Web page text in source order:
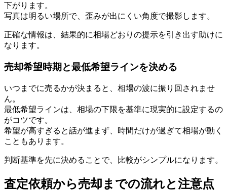
下がります。
写真は明るい場所で、歪みが出にくい角度で撮影します。
正確な情報は、結果的に相場どおりの提示を引き出す助けに
なります。
売却希望時期と最低希望ラインを決める
いつまでに売るかが決まると、相場の波に振り回されませ
ん。
最低希望ラインは、相場の下限を基準に現実的に設定するの
がコツです。
希望が高すぎると話が進まず、時間だけが過ぎて相場が動く
こともあります。
判断基準を先に決めることで、比較がシンプルになります。
査定依頼から売却までの流れと注意点